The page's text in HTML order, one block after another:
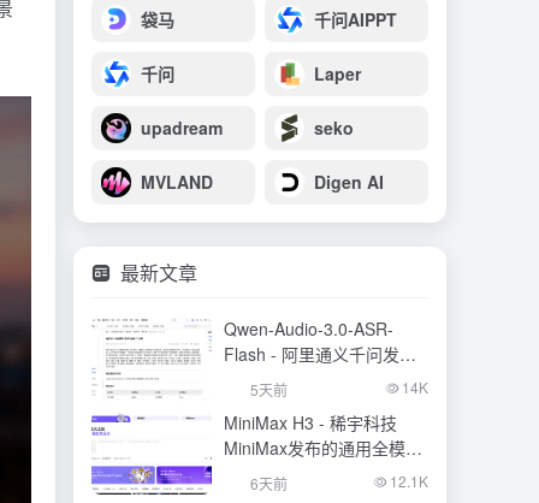
袋马 千问AIPPT
千问 Laper
upadream seko
MVLAND Digen AI
最新文章
Qwen-Audio-3.0-ASR-
Flash - 阿里通义千问发布
的语音识别大模型
5天前 14K
MiniMax H3 - 稀宇科技
MiniMax发布的通用全模态
生成模型
6天前 12.1K